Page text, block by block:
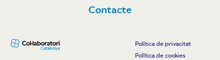
Contacte
Política de privacitat
Política de cookies